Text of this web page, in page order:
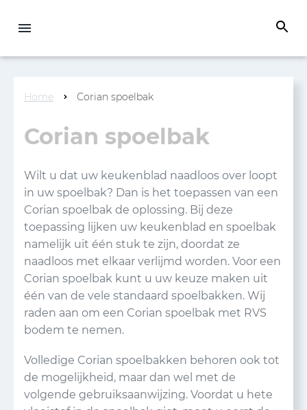
Home Corian spoelbak
Corian spoelbak
Wilt u dat uw keukenblad naadloos over loopt
in uw spoelbak? Dan is het toepassen van een
Corian spoelbak de oplossing. Bij deze
toepassing lijken uw keukenblad en spoelbak
namelijk uit één stuk te zijn, doordat ze
naadloos met elkaar verlijmd worden. Voor een
Corian spoelbak kunt u uw keuze maken uit
één van de vele standaard spoelbakken. Wij
raden aan om een Corian spoelbak met RVS
bodem te nemen.
Volledige Corian spoelbakken behoren ook tot
de mogelijkheid, maar dan wel met de
volgende gebruiksaanwijzing. Voordat u hete